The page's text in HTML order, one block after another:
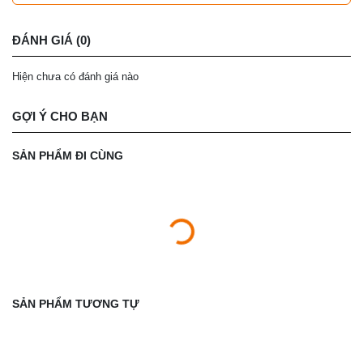
ĐÁNH GIÁ (0)
Hiện chưa có đánh giá nào
GỢI Ý CHO BẠN
SẢN PHẨM ĐI CÙNG
SẢN PHẨM TƯƠNG TỰ